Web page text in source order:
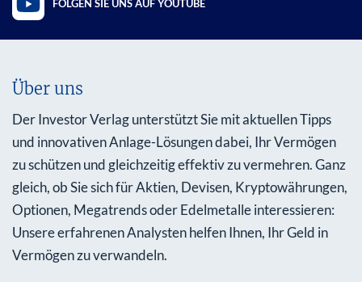
FOLGEN SIE UNS AUF YOUTUBE
Über uns
Der Investor Verlag unterstützt Sie mit aktuellen Tipps
und innovativen Anlage-Lösungen dabei, Ihr Vermögen
zu schützen und gleichzeitig effektiv zu vermehren. Ganz
gleich, ob Sie sich für Aktien, Devisen, Kryptowährungen,
Optionen, Megatrends oder Edelmetalle interessieren:
Unsere erfahrenen Analysten helfen Ihnen, Ihr Geld in
Vermögen zu verwandeln.